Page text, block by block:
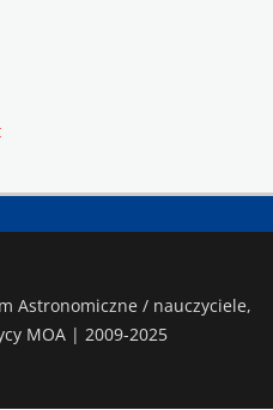
Astronomiczne / nauczyciele,
MOA | 2009-2025